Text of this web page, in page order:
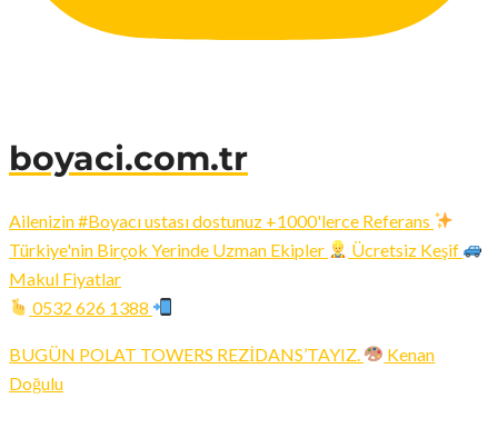
boyaci.com.tr
Ailenizin #Boyacı ustası dostunuz +1000'lerce Referans
Türkiye'nin Birçok Yerinde Uzman Ekipler
Ücretsiz Keşif
Makul Fiyatlar
0532 626 1388
BUGÜN POLAT TOWERS REZİDANS’TAYIZ.
Kenan
Doğulu